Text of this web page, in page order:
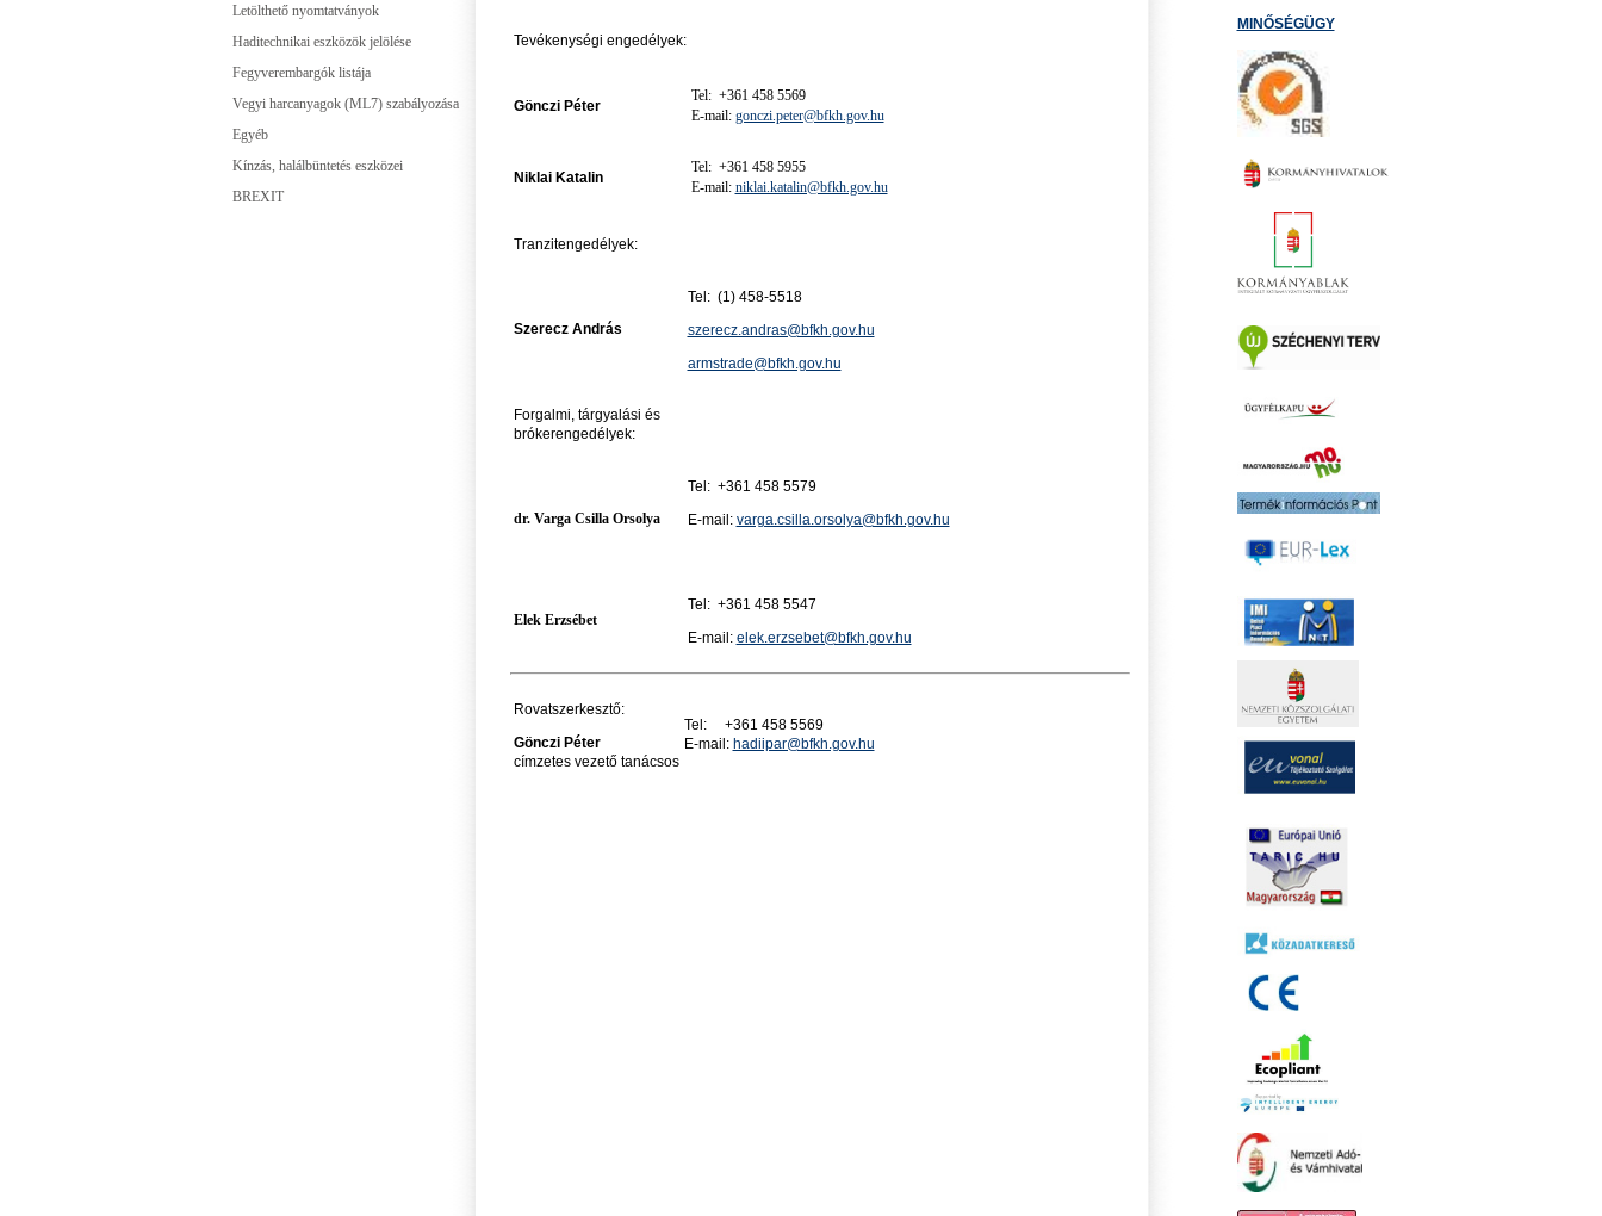
Letölthető nyomtatványok
Haditechnikai eszközök jelölése
Fegyverembargók listája
Vegyi harcanyagok (ML7) szabályozása
Egyéb
Kínzás, halálbüntetés eszközei
BREXIT
Tevékenységi engedélyek:
Gönczi Péter
Tel: +361 458 5569
E-mail: gonczi.peter@bfkh.gov.hu
Niklai Katalin
Tel: +361 458 5955
E-mail: niklai.katalin@bfkh.gov.hu
Tranzitengedélyek:
Szerecz András
Tel: (1) 458-5518
szerecz.andras@bfkh.gov.hu
armstrade@bfkh.gov.hu
Forgalmi, tárgyalási és
brókerengedélyek:
dr. Varga Csilla Orsolya
Tel: +361 458 5579
E-mail: varga.csilla.orsolya@bfkh.gov.hu
Elek Erzsébet
Tel: +361 458 5547
E-mail: elek.erzsebet@bfkh.gov.hu
Rovatszerkesztő:
Gönczi Péter
címzetes vezető tanácsos
Tel: +361 458 5569
E-mail: hadiipar@bfkh.gov.hu
MINŐSÉGÜGY